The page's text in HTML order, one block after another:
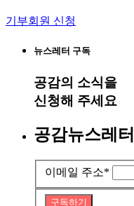
기부회원 신청
뉴스레터 구독
공감의 소식을
신청해 주세요
공감뉴스레
이메일 주소*
구독하기